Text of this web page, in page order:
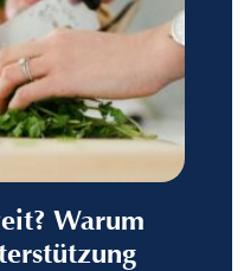
Warum